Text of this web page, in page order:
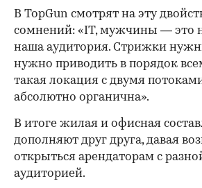
В TopGun смотрят на эту
сомнений: «IT, мужчины — это
наша аудитория. Стрижки
нужно приводить в порядок
такая локация с двумя
абсолютно органична».
В итоге жилая и офисная
дополняют друг друга, давая
открыться арендаторам с
аудиторией.